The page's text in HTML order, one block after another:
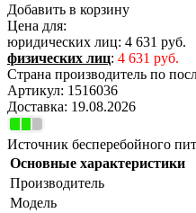
Добавить в корзину
Цена для:
юридических лиц: 4 631 руб.
физических лиц: 4 631 руб.
Страна производитель по
Артикул: 1516036
Доставка: 19.08.2026
Источник бесперебойного
Основные характеристики
Производитель
Модель